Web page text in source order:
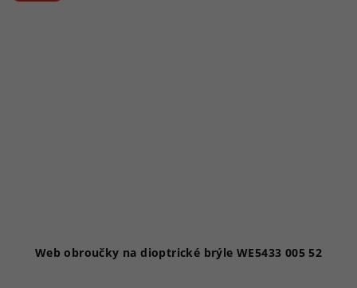
Web obroučky na dioptrické brýle WE5433 005 52